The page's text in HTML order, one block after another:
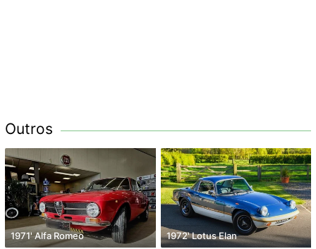
Outros
1971' Alfa Romeo 1972' Lotus Elan